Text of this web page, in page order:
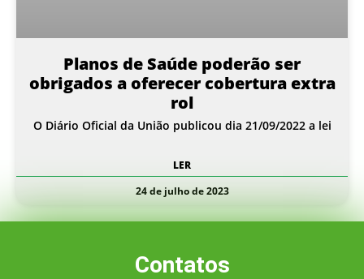
Planos de Saúde poderão ser
obrigados a oferecer cobertura extra
rol
O Diário Oficial da União publicou dia 21/09/2022 a lei
LER
24 de julho de 2023
Contatos